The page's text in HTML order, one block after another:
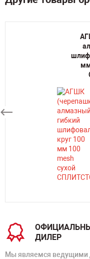
мм
ДИЛЕР
Мы являемся ведущими